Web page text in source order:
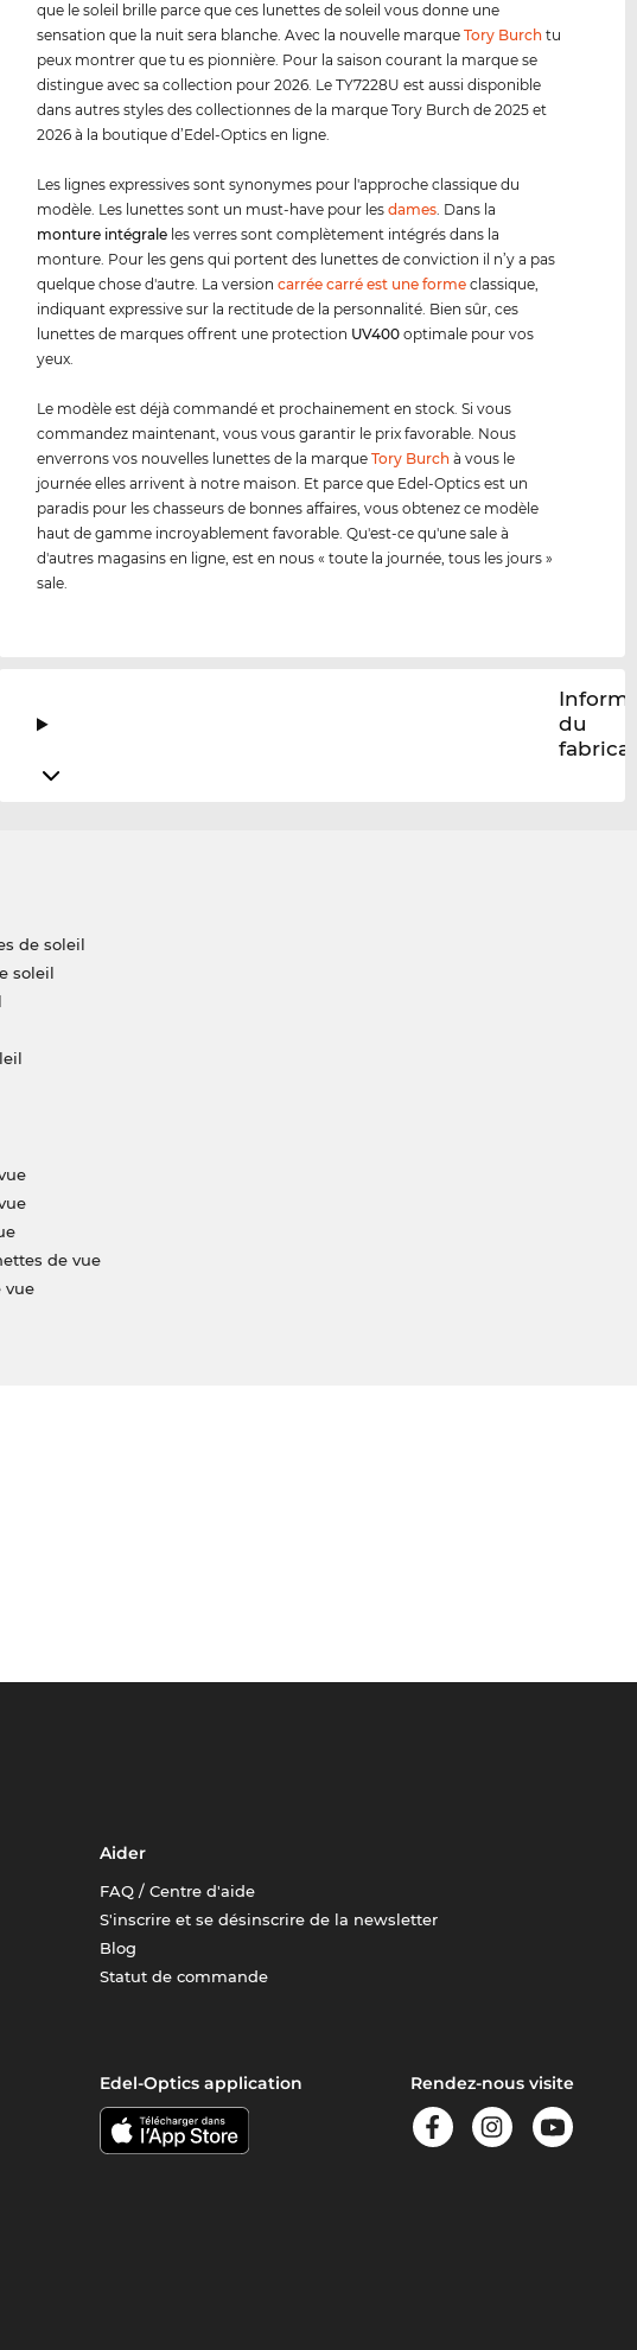
que le soleil brille parce que ces lunettes de soleil vous donne une
sensation que la nuit sera blanche. Avec la nouvelle marqueTory Burch tu
peux montrer que tu es pionnière. Pour la saison courant la marque se
distingue avec sa collection pour 2026. Le TY7228U est aussi disponible
dans autres styles des collectionnes de la marque Tory Burch de 2025 et
2026 à la boutique d’Edel-Optics en ligne.
Les lignes expressives sont synonymes pour l'approche classique du
modèle. Les lunettes sont un must-have pour lesdames. Dans la
monture intégrale les verres sont complètement intégrés dans la
monture. Pour les gens qui portent des lunettes de conviction il n’y a pas
quelque chose d'autre. La versioncarrée carré est une forme classique,
indiquant expressive sur la rectitude de la personnalité. Bien sûr, ces
lunettes de marques offrent une protection UV400 optimale pour vos
yeux.
Le modèle est déjà commandé et prochainement en stock. Si vous
commandez maintenant, vous vous garantir le prix favorable. Nous
enverrons vos nouvelles lunettes de la marqueTory Burch à vous le
journée elles arrivent à notre maison. Et parce que Edel-Optics est un
paradis pour les chasseurs de bonnes affaires, vous obtenez ce modèle
haut de gamme incroyablement favorable. Qu'est-ce qu'une sale à
d'autres magasins en ligne, est en nous « toute la journée, tous les jours »
sale.
du
de soleil
soleil
de vue
vue
Aider
FAQ / Centre d'aide
S'inscrire et se désinscrire de la newsletter
Blog
Statut de commande
Edel-Optics application Rendez-nous visite